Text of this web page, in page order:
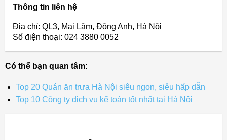
Thông tin liên hệ
Địa chỉ: QL3, Mai Lâm, Đông Anh, Hà Nội
Số điện thoại: 024 3880 0052
Có thể bạn quan tâm:
Top 20 Quán ăn trưa Hà Nội siêu ngon, siêu hấp dẫn
Top 10 Công ty dịch vụ kế toán tốt nhất tại Hà Nội